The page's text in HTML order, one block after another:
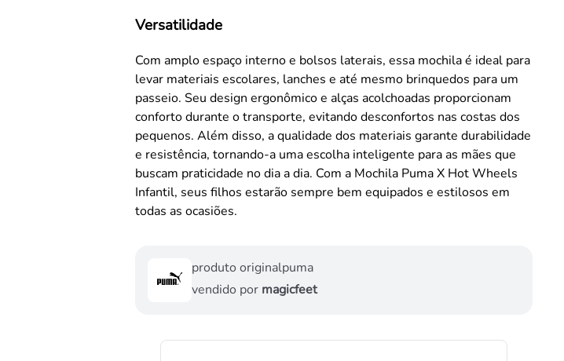
Versatilidade
Com amplo espaço interno e bolsos laterais, essa mochila é ideal para
levar materiais escolares, lanches e até mesmo brinquedos para um
passeio. Seu design ergonômico e alças acolchoadas proporcionam
conforto durante o transporte, evitando desconfortos nas costas dos
pequenos. Além disso, a qualidade dos materiais garante durabilidade
e resistência, tornando-a uma escolha inteligente para as mães que
buscam praticidade no dia a dia. Com a Mochila Puma X Hot Wheels
Infantil, seus filhos estarão sempre bem equipados e estilosos em
todas as ocasiões.
produto originalpuma
vendido por magicfeet